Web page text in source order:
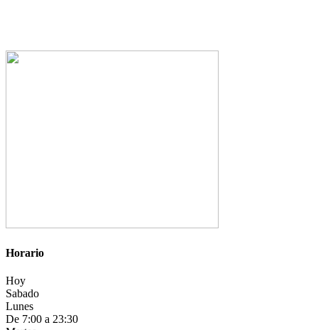
Horario
Hoy
Sabado
Lunes
De 7:00 a 23:30